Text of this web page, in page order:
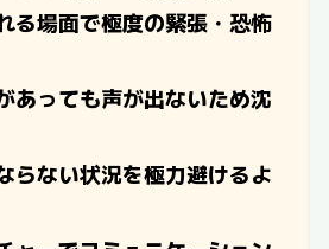
る場面で極度の緊張・恐怖
あっても声が出ないため沈
らない状況を極力避けるよ